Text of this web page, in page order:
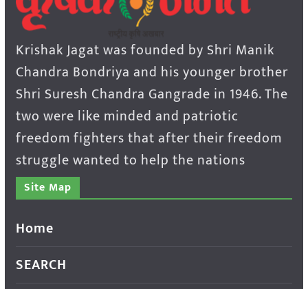
Krishak Jagat was founded by Shri Manik
Chandra Bondriya and his younger brother
Shri Suresh Chandra Gangrade in 1946. The
two were like minded and patriotic
freedom fighters that after their freedom
struggle wanted to help the nations
Site Map
Home
SEARCH